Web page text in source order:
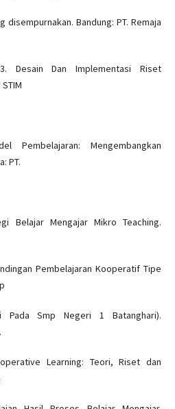
disempurnakan. Bandung: PT. Remaja
Desain Dan Implementasi Riset
Pembelajaran: Mengembangkan
PT.
Belajar Mengajar Mikro Teaching.
Pembelajaran Kooperatif Tipe
Pada Smp Negeri 1 Batanghari).
Learning: Teori, Riset dan